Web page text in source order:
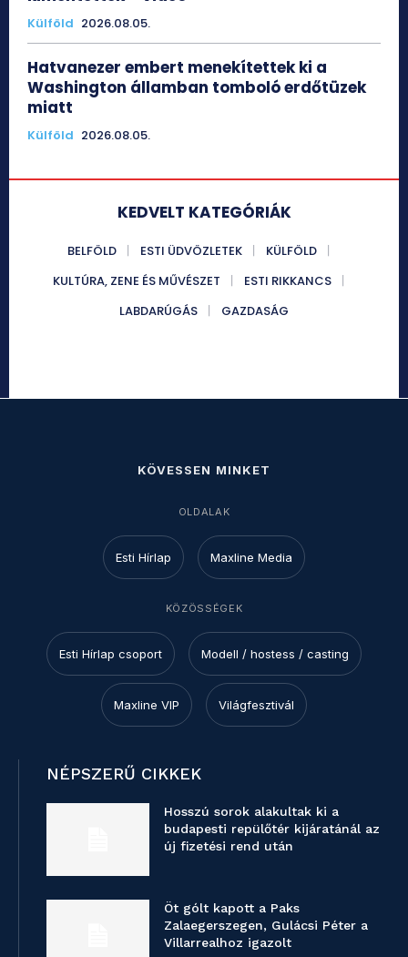
Külföld 2026.08.05.
Hatvanezer embert menekítettek ki a
Washington államban tomboló erdőtüzek
miatt
Külföld 2026.08.05.
KEDVELT KATEGÓRIÁK
BELFÖLD ESTI ÜDVÖZLETEK
KÜLFÖLD
KULTÚRA, ZENE ÉS MŰVÉSZET
ESTI RIKKANCS
LABDARÚGÁS
GAZDASÁG
KÖVESSEN MINKET
OLDALAK
Esti Hírlap Maxline Media
KÖZÖSSÉGEK
Esti Hírlap csoport Modell / hostess / casting
Maxline VIP Világfesztivál
NÉPSZERŰ CIKKEK
Hosszú sorok alakultak ki a
budapesti repülőtér kijáratánál az
új fizetési rend után
Öt gólt kapott a Paks
Zalaegerszegen, Gulácsi Péter a
Villarrealhoz igazolt